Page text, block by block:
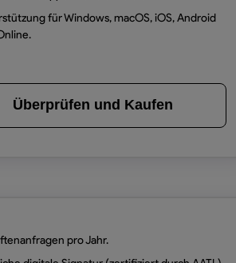
für Windows, macOS, iOS, Android
Überprüfen und Kaufen
pro Jahr.